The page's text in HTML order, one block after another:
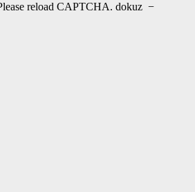
reload CAPTCHA. dokuz −